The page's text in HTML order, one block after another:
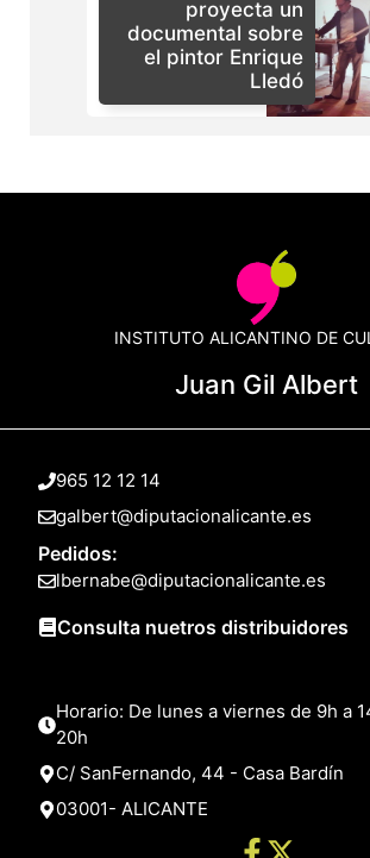
proyecta un
documental sobre
el pintor Enrique
Lledó
INSTITUTO ALICANTINO DE
Juan Gil Albert
965 12 12 14
galbert@diputacionalicante.es
Pedidos:
lbernabe@diputacionalicante.es
Consulta nuetros distribuidores
Horario: De lunes a viernes de 9h a
20h
C/ SanFernando, 44 - Casa Bardín
03001- ALICANTE